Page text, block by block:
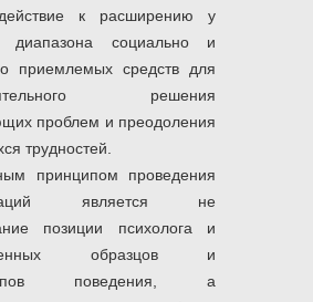
к расширению у
диапазона со­циально и
приемлемых средств для
решения
проблем и пре­одоления
трудностей.
принципом проведения
является не
позиции психолога и
образцов и
поведения, а